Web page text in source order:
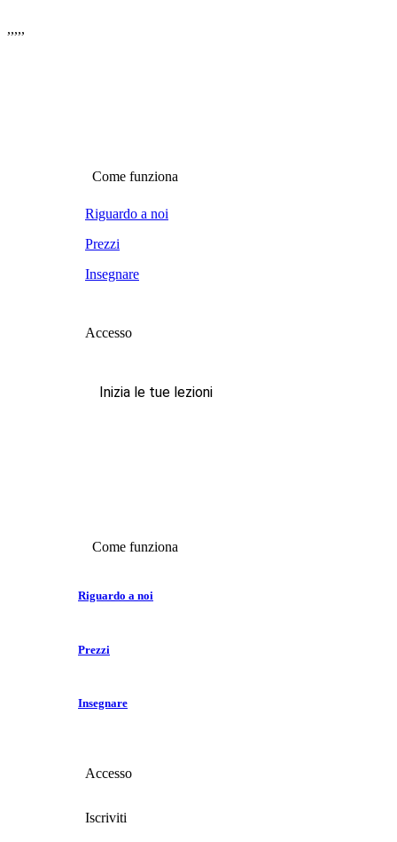
,,,,,
Come funziona
Riguardo a noi
Prezzi
Insegnare
Accesso
Inizia le tue lezioni
Come funziona
Riguardo a noi
Prezzi
Insegnare
Accesso
Iscriviti